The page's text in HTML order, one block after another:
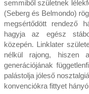
semmiből születnek
(Seberg és Belmondo)
megsértődött rendező
hagyja az egész
közepén. Linklater
nélkül rajong, hiszen
generációjának
palástolja jóleső
konvenciókra fittyet